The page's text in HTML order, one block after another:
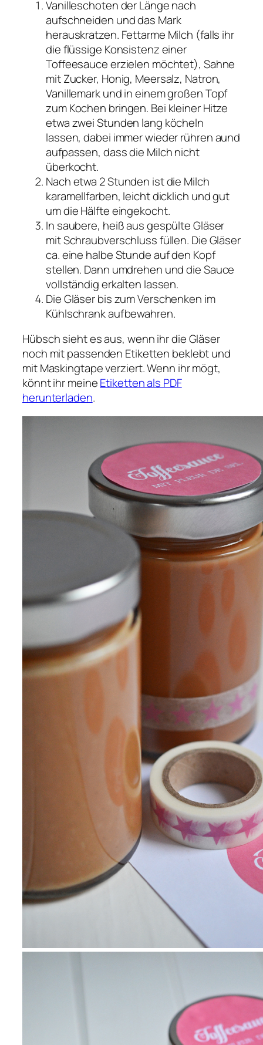
Vanilleschoten der Länge nach
aufschneiden und das Mark
herauskratzen. Fettarme Milch (falls ihr
die flüssige Konsistenz einer
Toffeesauce erzielen möchtet), Sahne
mit Zucker, Honig, Meersalz, Natron,
Vanillemark und in einem großen Topf
zum Kochen bringen. Bei kleiner Hitze
etwa zwei Stunden lang köcheln
lassen, dabei immer wieder rühren aund
aufpassen, dass die Milch nicht
überkocht.
Nach etwa 2 Stunden ist die Milch
karamellfarben, leicht dicklich und gut
um die Hälfte eingekocht.
In saubere, heiß aus gespülte Gläser
mit Schraubverschluss füllen. Die Gläser
ca. eine halbe Stunde auf den Kopf
stellen. Dann umdrehen und die Sauce
vollständig erkalten lassen.
Die Gläser bis zum Verschenken im
Kühlschrank aufbewahren.
Hübsch sieht es aus, wenn ihr die Gläser
noch mit passenden Etiketten beklebt und
mit Maskingtape verziert. Wenn ihr mögt,
könnt ihr meineEtiketten als PDF
herunterladen.